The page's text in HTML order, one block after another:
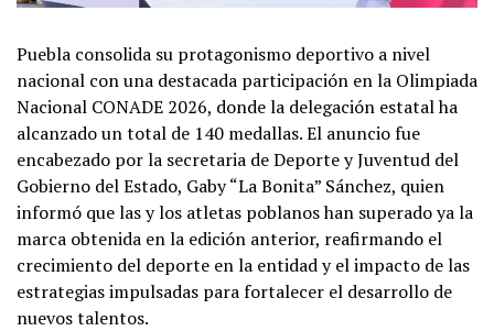
Puebla consolida su protagonismo deportivo a nivel
nacional con una destacada participación en la Olimpiada
Nacional CONADE 2026, donde la delegación estatal ha
alcanzado un total de 140 medallas. El anuncio fue
encabezado por la secretaria de Deporte y Juventud del
Gobierno del Estado, Gaby “La Bonita” Sánchez, quien
informó que las y los atletas poblanos han superado ya la
marca obtenida en la edición anterior, reafirmando el
crecimiento del deporte en la entidad y el impacto de las
estrategias impulsadas para fortalecer el desarrollo de
nuevos talentos.